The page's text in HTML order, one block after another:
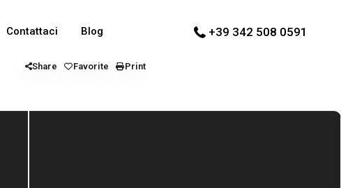
Contattaci Blog +39 342 508 0591
Share Favorite Print